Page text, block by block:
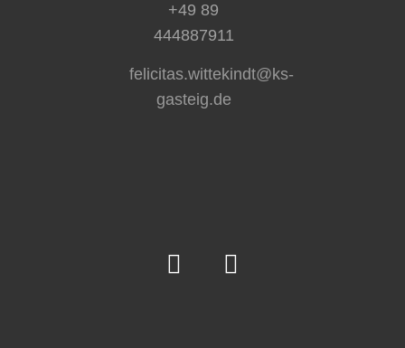
+49 89
444887911
felicitas.wittekindt@ks-
gasteig.de